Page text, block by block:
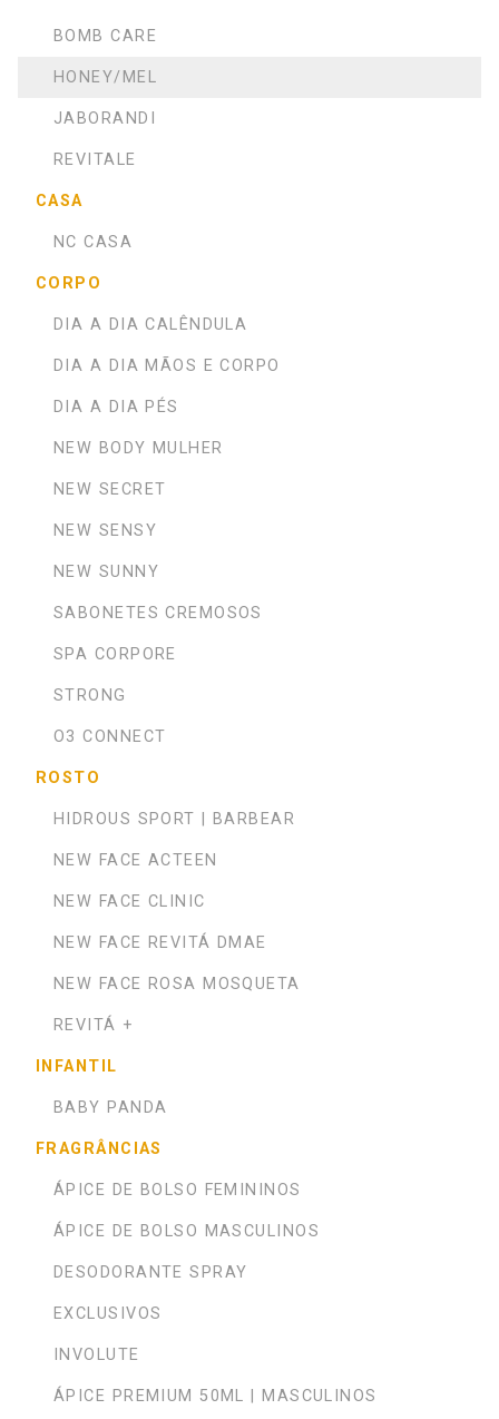
BOMB CARE
HONEY/MEL
JABORANDI
REVITALE
CASA
NC CASA
CORPO
DIA A DIA CALÊNDULA
DIA A DIA MÃOS E CORPO
DIA A DIA PÉS
NEW BODY MULHER
NEW SECRET
NEW SENSY
NEW SUNNY
SABONETES CREMOSOS
SPA CORPORE
STRONG
O3 CONNECT
ROSTO
HIDROUS SPORT | BARBEAR
NEW FACE ACTEEN
NEW FACE CLINIC
NEW FACE REVITÁ DMAE
NEW FACE ROSA MOSQUETA
REVITÁ +
INFANTIL
BABY PANDA
FRAGRÂNCIAS
ÁPICE DE BOLSO FEMININOS
ÁPICE DE BOLSO MASCULINOS
DESODORANTE SPRAY
EXCLUSIVOS
INVOLUTE
ÁPICE PREMIUM 50ML | MASCULINOS